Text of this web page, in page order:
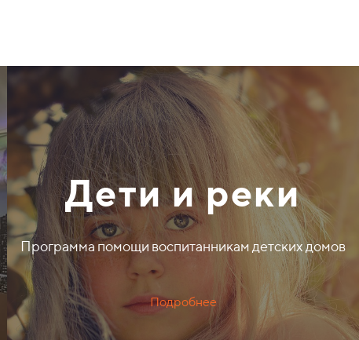
Дети и реки
Программа помощи воспитанникам детских домов
Подробнее